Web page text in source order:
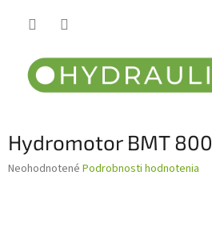
Hydromotor BMT 800
Priemerné
Neohodnotené Podrobnosti hodnotenia